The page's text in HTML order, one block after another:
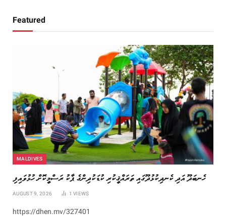
Featured
MALDIVES
ހެނބަދޫ އަދި ކެނދިކުޅުދޫގައި ތަރައްޤީކުރި ކުޑަކުދިންގެ ޕާކު ރަސްމީކޮށް ހުޅުވައިފި
AUGUST 9, 2026 1VIEWS
https://dhen.mv/327401